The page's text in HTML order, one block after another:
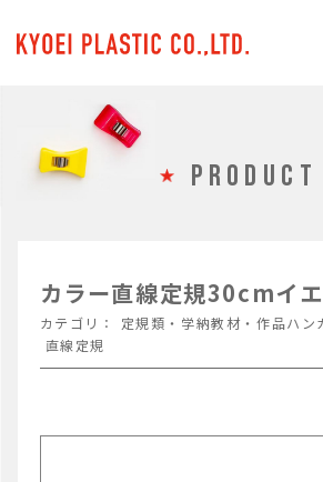
PRODUCT
カラー直線定規30cmイ
カテゴリ： 定規類・学納教材・作品ハン
直線定規